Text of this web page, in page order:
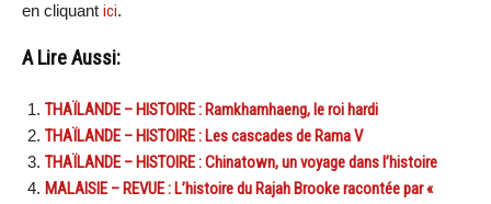
en cliquant ici.
A Lire Aussi:
THAÏLANDE – HISTOIRE : Ramkhamhaeng, le roi hardi
THAÏLANDE – HISTOIRE : Les cascades de Rama V
THAÏLANDE – HISTOIRE : Chinatown, un voyage dans l’histoire
MALAISIE – REVUE : L’histoire du Rajah Brooke racontée par «